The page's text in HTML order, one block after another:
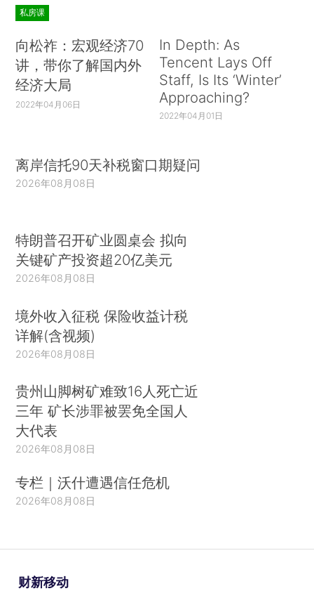
私房课
向松祚：宏观经济70
讲，带你了解国内外
经济大局
2022年04月06日
In Depth: As
Tencent Lays Off
Staff, Is Its ‘Winter’
Approaching?
2022年04月01日
离岸信托90天补税窗口期疑问
2026年08月08日
特朗普召开矿业圆桌会 拟向
关键矿产投资超20亿美元
2026年08月08日
境外收入征税 保险收益计税
详解(含视频)
2026年08月08日
贵州山脚树矿难致16人死亡近
三年 矿长涉罪被罢免全国人
大代表
2026年08月08日
专栏｜沃什遭遇信任危机
2026年08月08日
财新移动